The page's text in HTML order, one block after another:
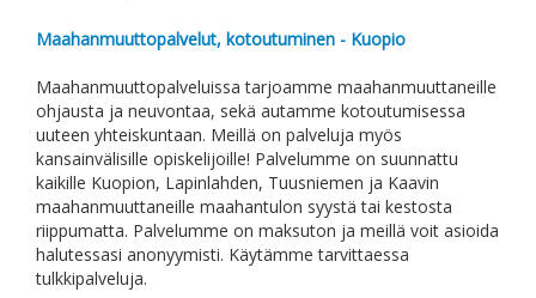
Maahanmuuttopalvelut, kotoutuminen - Kuopio
Maahanmuuttopalveluissa tarjoamme maahanmuuttaneille
ohjausta ja neuvontaa, sekä autamme kotoutumisessa
uuteen yhteiskuntaan. Meillä on palveluja myös
kansainvälisille opiskelijoille! Palvelumme on suunnattu
kaikille Kuopion, Lapinlahden, Tuusniemen ja Kaavin
maahanmuuttaneille maahantulon syystä tai kestosta
riippumatta. Palvelumme on maksuton ja meillä voit asioida
halutessasi anonyymisti. Käytämme tarvittaessa
tulkkipalveluja.